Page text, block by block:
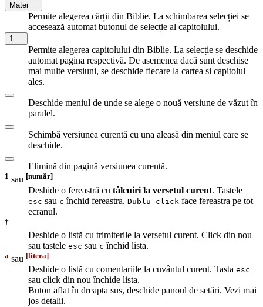
Matei
Permite alegerea cărții din Biblie. La schimbarea selecției se
accesează automat butonul de selecție al capitolului.
1
Permite alegerea capitolului din Biblie. La selecție se deschide
automat pagina respectivă. De asemenea dacă sunt deschise
mai multe versiuni, se deschide fiecare la cartea si capitolul
ales.
Deschide meniul de unde se alege o nouă versiune de văzut în
paralel.
Schimbă versiunea curentă cu una aleasă din meniul care se
deschide.
Elimină din pagină versiunea curentă.
1 sau [număr]
Deshide o fereastră cu tâlcuiri la versetul curent. Tastele
esc sau c închid fereastra. Dublu click face fereastra pe tot
ecranul.
†
Deshide o listă cu trimiterile la versetul curent. Click din nou
sau tastele esc sau c închid lista.
a sau [litera]
Deshide o listă cu comentariile la cuvântul curent. Tasta esc
sau click din nou închide lista.
Buton aflat în dreapta sus, deschide panoul de setări. Vezi mai
jos detalii.